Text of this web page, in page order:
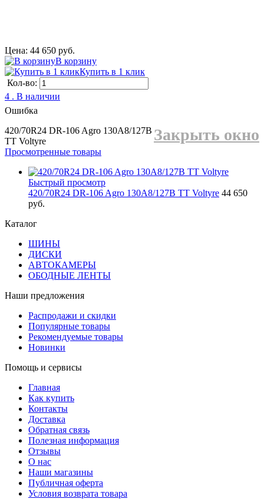
Цена: 44 650 руб.
В корзину
Купить в 1 клик
Кол-во:
4 . В наличии
Ошибка
Закрыть окно
420/70R24 DR-106 Agro 130A8/127B
TT Voltyre
Просмотренные товары
Быстрый просмотр
420/70R24 DR-106 Agro 130A8/127B TT Voltyre 44 650
руб.
Каталог
ШИНЫ
ДИСКИ
АВТОКАМЕРЫ
ОБОДНЫЕ ЛЕНТЫ
Наши предложения
Распродажи и скидки
Популярные товары
Рекомендуемые товары
Новинки
Помощь и сервисы
Главная
Как купить
Контакты
Доставка
Обратная связь
Полезная информация
Отзывы
О нас
Наши магазины
Публичная оферта
Условия возврата товара